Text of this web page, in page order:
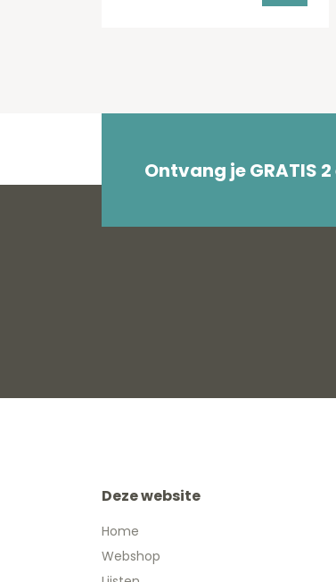
Ontvang je GRATIS
Deze website
Home
Webshop